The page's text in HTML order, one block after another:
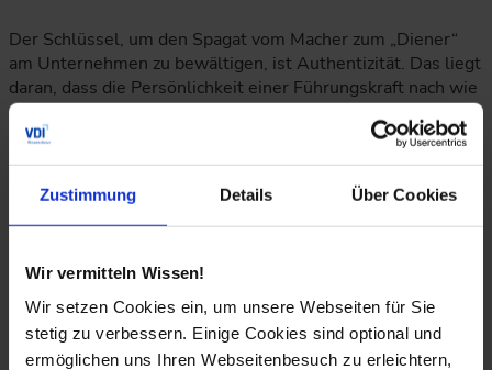
Zustimmung Details Über Cookies
Wir vermitteln Wissen!
Wir setzen Cookies ein, um unsere Webseiten für Sie
stetig zu verbessern. Einige Cookies sind optional und
ermöglichen uns Ihren Webseitenbesuch zu erleichtern,
Der Schlüssel, um den Spagat vom Macher zum „Diener“
am Unternehmen zu bewältigen, ist Authentizität. Das liegt
daran, dass die Persönlichkeit einer Führungskraft nach wie
vor entscheidend für ihre Fähigkeit ist, die Mitarbeiter zu
Höchstleistungen zu inspirieren.
immer am Anfang eines Weges: Erfolgreiche
Führungskräfte fangen immer bei sich selbst an. Dann
vergeblich, Veränderungen im Betrieb voran zu treiben und
fordern von den Mitarbeitenden, was sie selbst nicht
vorleben. Konsequenz? Menschen fühlten sich verunsichert
und mauern, anstatt erhoffte Neuerungen umzusetzen.